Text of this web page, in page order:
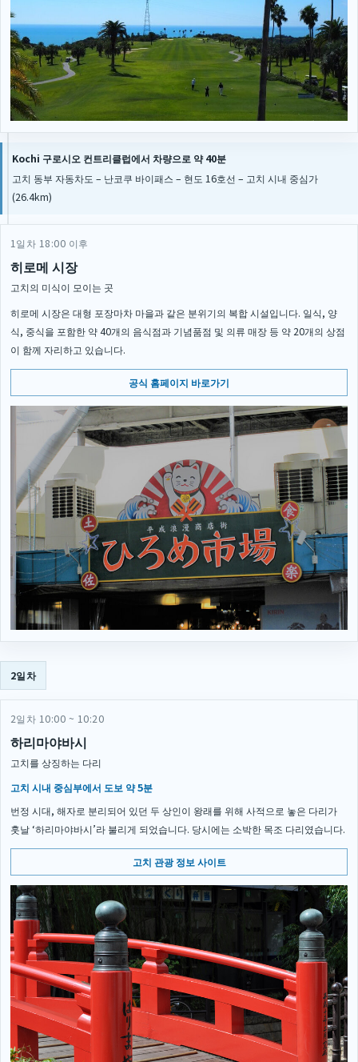
Kochi 구로시오 컨트리클럽에서 차량으로 약 40분
고치 동부 자동차도 – 난코쿠 바이패스 – 현도 16호선 – 고치 시내 중심가
(26.4km)
1일차 18:00 이후
히로메 시장
고치의 미식이 모이는 곳
히로메 시장은 대형 포장마차 마을과 같은 분위기의 복합 시설입니다. 일식, 양
식, 중식을 포함한 약 40개의 음식점과 기념품점 및 의류 매장 등 약 20개의 상점
이 함께 자리하고 있습니다.
공식 홈페이지 바로가기
2일차
2일차 10:00 ~ 10:20
하리마야바시
고치를 상징하는 다리
고치 시내 중심부에서 도보 약 5분
번정 시대, 해자로 분리되어 있던 두 상인이 왕래를 위해 사적으로 놓은 다리가
훗날 ‘하리마야바시’라 불리게 되었습니다. 당시에는 소박한 목조 다리였습니다.
고치 관광 정보 사이트